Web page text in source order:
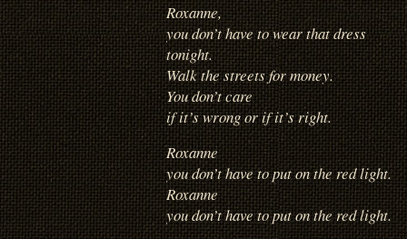
Roxanne,
you don’t have to wear that dress
tonight.
Walk the streets for money.
You don’t care
if it’s wrong or if it’s right.
Roxanne
you don’t have to put on the red light.
Roxanne
you don’t have to put on the red light.